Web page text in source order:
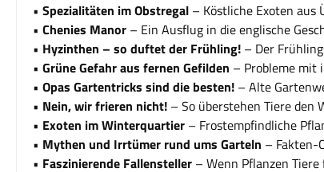
• Spezialitäten im Obstregal – Köstliche Exoten aus
• Chenies Manor – Ein Ausflug in die englische
• Hyzinthen – so duftet der Frühling! – Der
• Grüne Gefahr aus fernen Gefilden – Probleme mit
• Opas Gartentricks sind die besten! – Alte
• Nein, wir frieren nicht! – So überstehen Tiere den
• Exoten im Winterquartier – Frostempfindliche
• Mythen und Irrtümer rund ums Garteln – Fakten-
• Faszinierende Fallensteller – Wenn Pflanzen Tiere